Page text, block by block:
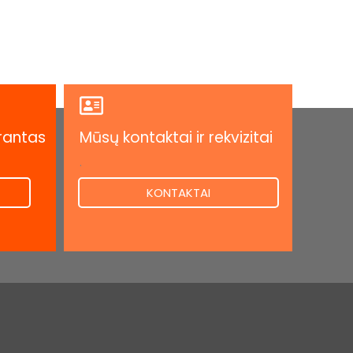
Mūsų kontaktai ir rekvizitai
.
KONTAKTAI